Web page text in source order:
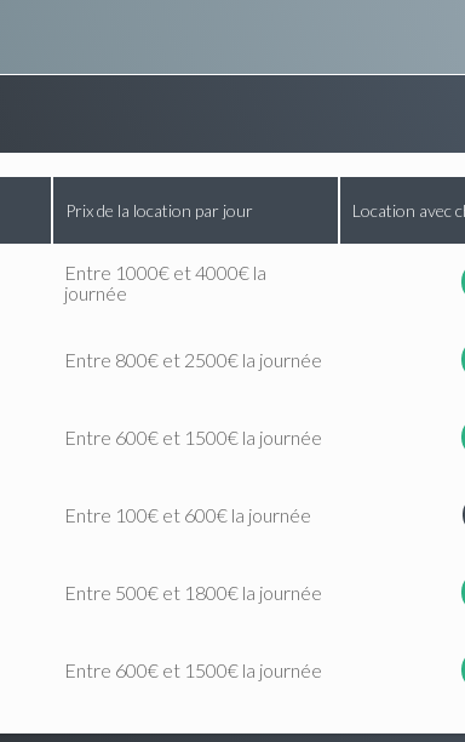
Prix de la location par jour Location avec
Entre 1000€ et 4000€ la
journée
Entre 800€ et 2500€ la journée
Entre 600€ et 1500€ la journée
Entre 100€ et 600€ la journée
Entre 500€ et 1800€ la journée
Entre 600€ et 1500€ la journée